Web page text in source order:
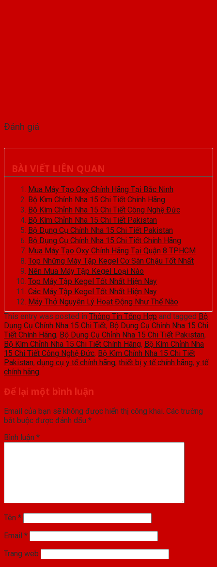
Đánh giá
BÀI VIẾT LIÊN QUAN
Mua Máy Tạo Oxy Chính Hãng Tại Bắc Ninh
Bộ Kìm Chỉnh Nha 15 Chi Tiết Chính Hãng
Bộ Kìm Chỉnh Nha 15 Chi Tiết Công Nghệ Đức
Bộ Kìm Chỉnh Nha 15 Chi Tiết Pakistan
Bộ Dụng Cụ Chỉnh Nha 15 Chi Tiết Pakistan
Bộ Dụng Cụ Chỉnh Nha 15 Chi Tiết Chính Hãng
Mua Máy Tạo Oxy Chính Hãng Tại Quận 8 TPHCM
Top Những Máy Tập Kegel Cơ Sàn Chậu Tốt Nhất
Nên Mua Máy Tập Kegel Loại Nào
Top Máy Tập Kegel Tốt Nhất Hiện Nay
Các Máy Tập Kegel Tốt Nhất Hiện Nay
Máy Thở Nguyên Lý Hoạt Động Như Thế Nào
This entry was posted in Thông Tin Tổng Hợp and tagged Bộ
Dụng Cụ Chỉnh Nha 15 Chi Tiết, Bộ Dụng Cụ Chỉnh Nha 15 Chi
Tiết Chính Hãng, Bộ Dụng Cụ Chỉnh Nha 15 Chi Tiết Pakistan,
Bộ Kìm Chỉnh Nha 15 Chi Tiết Chính Hãng, Bộ Kìm Chỉnh Nha
15 Chi Tiết Công Nghệ Đức, Bộ Kìm Chỉnh Nha 15 Chi Tiết
Pakistan, dụng cụ y tế chính hãng, thiết bị y tế chính hãng, y tế
chính hãng
Để lại một bình luận
Email của bạn sẽ không được hiển thị công khai. Các trường
bắt buộc được đánh dấu *
Bình luận *
Tên *
Email *
Trang web